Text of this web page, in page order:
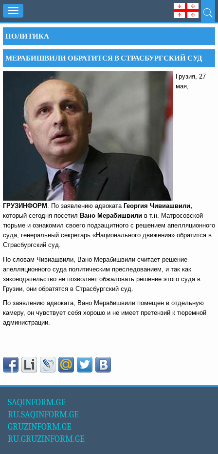
Toggle
navigation
ПОЛИТИКА
МЕРАБИШВИЛИ ОБРАТИТСЯ В СТРАСБУРГСКИЙ СУД
Грузия, 27
мая,
ГРУЗИНФОРМ . По заявлению адвоката Георгия Чивиашвили,
который сегодня посетил Вано Мерабишвили в т.н. Матросовской
тюрьме и ознакомил своего подзащитного с решением апелляционного
суда, генеральный секретарь «Национального движения» обратится в
Страсбургский суд.
По словам Чивиашвили, Вано Мерабишвили считает решение
апелляционного суда политическим преследованием, и так как
законодательство не позволяет обжаловать решение этого суда в
Грузии, они обратятся в Страсбургский суд.
По заявлению адвоката, Вано Мерабишвили помещен в отдельную
камеру, он чувствует себя хорошо и не имеет претензий к тюремной
администрации.
SAQINFORM.GE
RU.SAQINFORM.GE
GRUZINFORM.GE
RU.GRUZINFORM.GE